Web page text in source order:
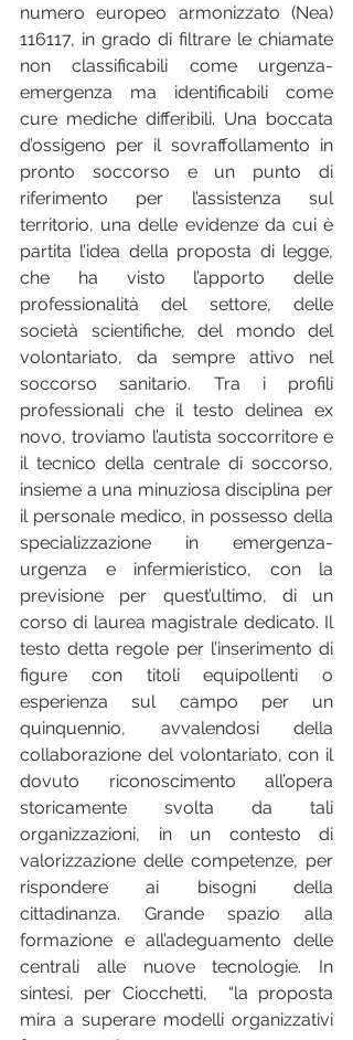
numero europeo armonizzato (Nea)
116117, in grado di filtrare le chiamate
non classificabili come urgenza-
emergenza ma identificabili come
cure mediche differibili. Una boccata
d’ossigeno per il sovraffollamento in
pronto soccorso e un punto di
riferimento per l’assistenza sul
territorio, una delle evidenze da cui è
partita l’idea della proposta di legge,
che ha visto l’apporto delle
professionalità del settore, delle
società scientifiche, del mondo del
volontariato, da sempre attivo nel
soccorso sanitario. Tra i profili
professionali che il testo delinea ex
novo, troviamo l’autista soccorritore e
il tecnico della centrale di soccorso,
insieme a una minuziosa disciplina per
il personale medico, in possesso della
specializzazione in emergenza-
urgenza e infermieristico, con la
previsione per quest’ultimo, di un
corso di laurea magistrale dedicato. Il
testo detta regole per l’inserimento di
figure con titoli equipollenti o
esperienza sul campo per un
quinquennio, avvalendosi della
collaborazione del volontariato, con il
dovuto riconoscimento all’opera
storicamente svolta da tali
organizzazioni, in un contesto di
valorizzazione delle competenze, per
rispondere ai bisogni della
cittadinanza. Grande spazio alla
formazione e all’adeguamento delle
centrali alle nuove tecnologie. In
sintesi, per Ciocchetti,  “la proposta
mira a superare modelli organizzativi